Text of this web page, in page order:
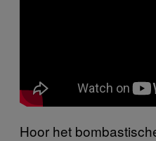
Hoor het